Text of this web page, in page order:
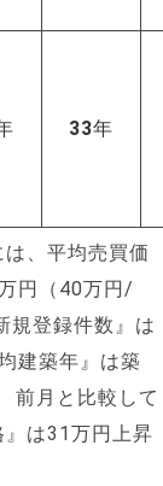
33年
、平均売買価
円（40万円/
規登録件数』は
建築年』は築
前月と比較して
』は31万円上昇